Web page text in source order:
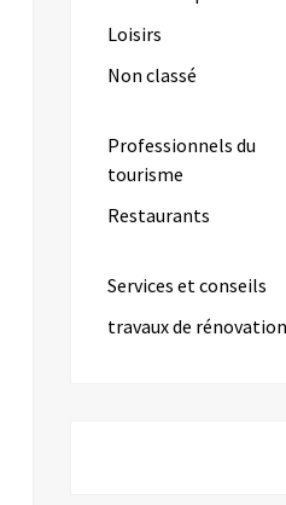
Loisirs
Non classé
Professionnels du
tourisme
Restaurants
Services et conseils
travaux de rénovation